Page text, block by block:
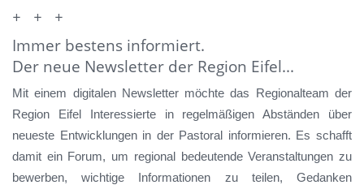
+ + +
Immer bestens informiert.
Der neue Newsletter der Region Eifel...
Mit einem digitalen Newsletter möchte das Regionalteam der
Region Eifel Interessierte in regelmäßigen Abständen über
neueste Entwicklungen in der Pastoral informieren. Es schafft
damit ein Forum, um regional bedeutende Veranstaltungen zu
bewerben, wichtige Informationen zu teilen, Gedanken